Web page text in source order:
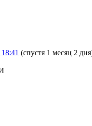
(спустя 1 месяц 2